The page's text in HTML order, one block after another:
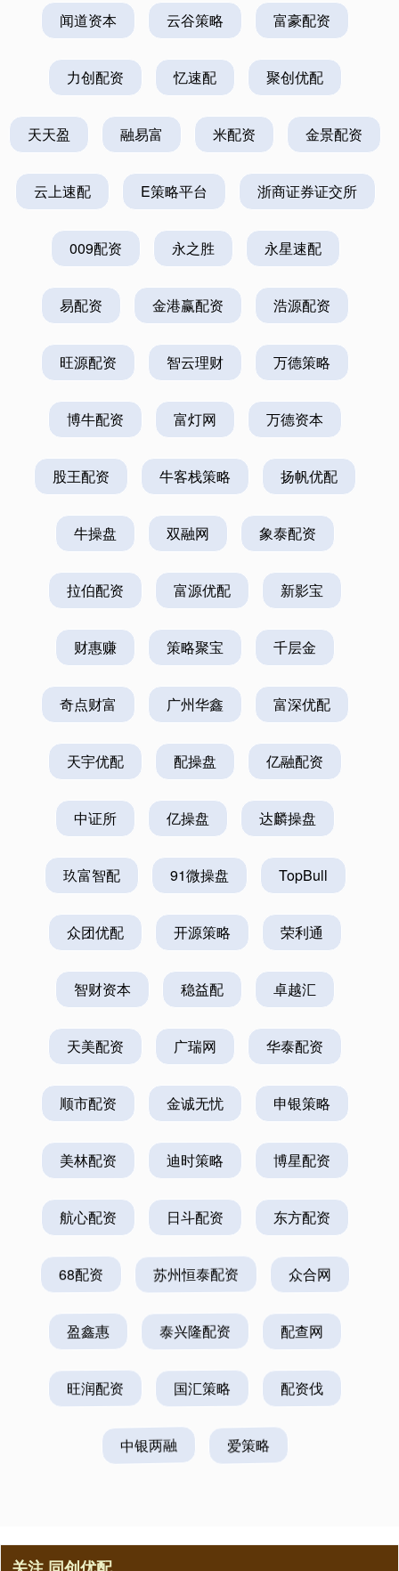
闻道资本 云谷策略 富豪配资
力创配资 忆速配 聚创优配
天天盈 融易富 米配资 金景配资
云上速配 E策略平台 浙商证券证交所
009配资 永之胜 永星速配
易配资 金港赢配资 浩源配资
旺源配资 智云理财 万德策略
博牛配资 富灯网 万德资本
股王配资 牛客栈策略 扬帆优配
牛操盘 双融网 象泰配资
拉伯配资 富源优配 新影宝
财惠赚 策略聚宝 千层金
奇点财富 广州华鑫 富深优配
天宇优配 配操盘 亿融配资
中证所 亿操盘 达麟操盘
玖富智配 91微操盘 TopBull
众团优配 开源策略 荣利通
智财资本 稳益配 卓越汇
天美配资 广瑞网 华泰配资
顺市配资 金诚无忧 申银策略
美林配资 迪时策略 博星配资
航心配资 日斗配资 东方配资
68配资 苏州恒泰配资 众合网
盈鑫惠 泰兴隆配资 配查网
旺润配资 国汇策略 配资伐
中银两融 爱策略